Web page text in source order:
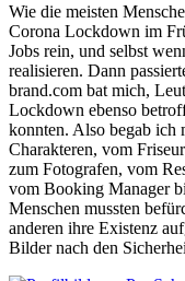
Wie die meisten
Corona Lockdown im
Jobs rein, und selbst
realisieren. Dann
brand.com bat mich,
Lockdown ebenso
konnten. Also begab ich
Charakteren, vom
zum Fotografen, vom
vom Booking Manager
Menschen mussten
anderen ihre Existenz
Bilder nach den